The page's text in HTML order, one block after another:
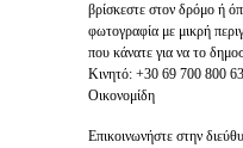
βρίσκεστε στον δρόμο ή
φωτογραφία με μικρή
που κάνατε για να το
Κινητό: +30 69 700 800
Οικονομίδη
Επικοινωνήστε στην